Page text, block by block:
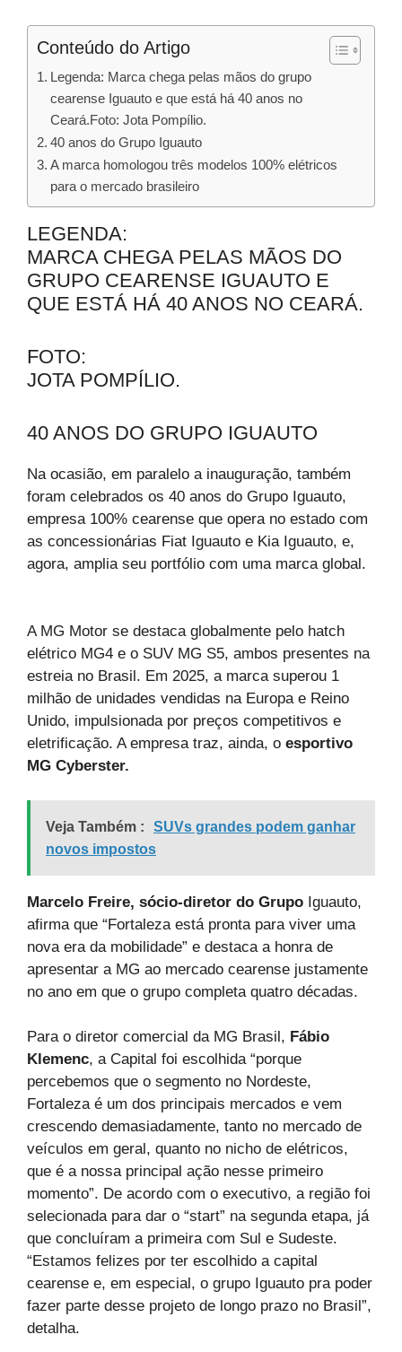
Conteúdo do Artigo
Legenda: Marca chega pelas mãos do grupo
cearense Iguauto e que está há 40 anos no
Ceará.Foto: Jota Pompílio.
40 anos do Grupo Iguauto
A marca homologou três modelos 100% elétricos
para o mercado brasileiro
LEGENDA:
MARCA CHEGA PELAS MÃOS DO
GRUPO CEARENSE IGUAUTO E
QUE ESTÁ HÁ 40 ANOS NO CEARÁ.
FOTO:
JOTA POMPÍLIO.
40 ANOS DO GRUPO IGUAUTO
Na ocasião, em paralelo a inauguração, também
foram celebrados os 40 anos do Grupo Iguauto,
empresa 100% cearense que opera no estado com
as concessionárias Fiat Iguauto e Kia Iguauto, e,
agora, amplia seu portfólio com uma marca global.
A MG Motor se destaca globalmente pelo hatch
elétrico MG4 e o SUV MG S5, ambos presentes na
estreia no Brasil. Em 2025, a marca superou 1
milhão de unidades vendidas na Europa e Reino
Unido, impulsionada por preços competitivos e
eletrificação. A empresa traz, ainda, o esportivo
MG Cyberster.
Veja Também :
SUVs grandes podem ganhar
novos impostos
Marcelo Freire, sócio-diretor do Grupo Iguauto,
afirma que “Fortaleza está pronta para viver uma
nova era da mobilidade” e destaca a honra de
apresentar a MG ao mercado cearense justamente
no ano em que o grupo completa quatro décadas.
Para o diretor comercial da MG Brasil, Fábio
Klemenc, a Capital foi escolhida “porque
percebemos que o segmento no Nordeste,
Fortaleza é um dos principais mercados e vem
crescendo demasiadamente, tanto no mercado de
veículos em geral, quanto no nicho de elétricos,
que é a nossa principal ação nesse primeiro
momento”. De acordo com o executivo, a região foi
selecionada para dar o “start” na segunda etapa, já
que concluíram a primeira com Sul e Sudeste.
“Estamos felizes por ter escolhido a capital
cearense e, em especial, o grupo Iguauto pra poder
fazer parte desse projeto de longo prazo no Brasil”,
detalha.